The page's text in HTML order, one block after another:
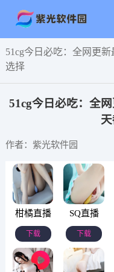
51cg今日必吃：全网更
选择
51cg今日必吃：全
作者：紫光软件园
柑橘直播
下载
SQ直播
下载